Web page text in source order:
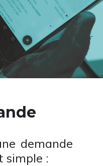
demande
simple :